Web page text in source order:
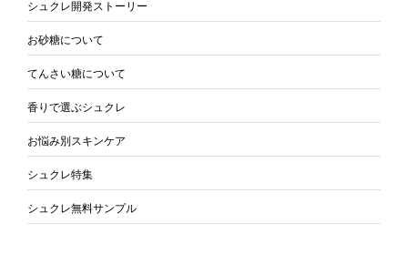
シュクレ開発ストーリー
お砂糖について
てんさい糖について
香りで選ぶシュクレ
お悩み別スキンケア
シュクレ特集
シュクレ無料サンプル